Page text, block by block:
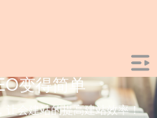
变得简单
让会建站的提高建站效率！